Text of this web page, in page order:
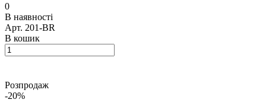
0
В наявності
Арт. 201-ВR
В кошик
Розпродаж
-20%